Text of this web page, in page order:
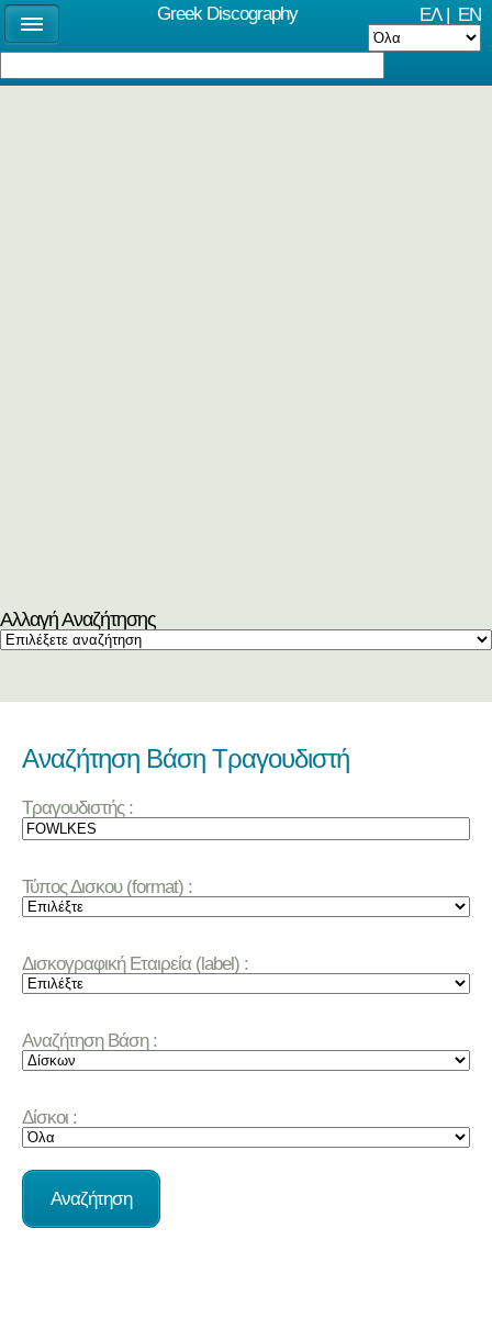
ΕΛ| EN
Αλλαγή Αναζήτησης
Αναζήτηση Βάση Τραγουδιστή
Τραγουδιστής :
Τύπος Δισκου (format) :
Δισκογραφική Εταιρεία (label) :
Αναζήτηση Βάση :
Δίσκοι :
Greek Discography